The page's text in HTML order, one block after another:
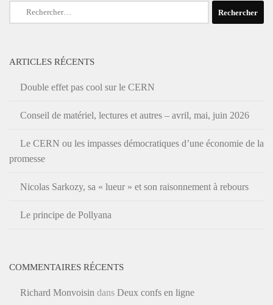
Rechercher :
ARTICLES RÉCENTS
Double effet pas cool sur le CERN
Conseil de matériel, lectures et autres – avril, mai, juin 2026
Le CERN ou les impasses démocratiques d’une économie de la
promesse
Nicolas Sarkozy, sa « lueur » et son raisonnement à rebours
Le principe de Pollyana
COMMENTAIRES RÉCENTS
Richard Monvoisin dans Deux confs en ligne